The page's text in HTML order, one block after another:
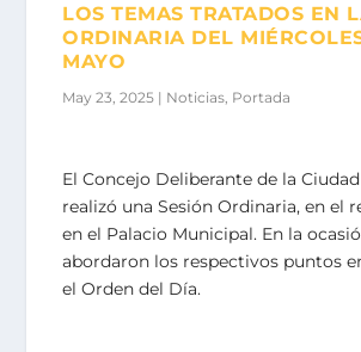
LOS TEMAS TRATADOS EN
ORDINARIA DEL
MAYO
May 23, 2025 | Noticias Portada
El Concejo Deliberante de la
realizó una Sesión Ordinaria, en el
en el Palacio Municipal. En la
abordaron los respectivos puntos
el Orden del Día.